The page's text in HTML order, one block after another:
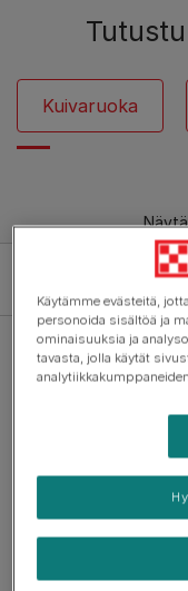
Kuivaruoka
Käytämme evästeitä,
personoida sisältöä ja
ominaisuuksia ja
tavasta, jolla käytät